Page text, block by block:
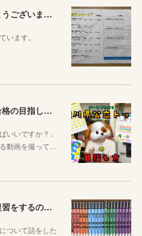
高校アンケート、皆様ありがとうございました！
います。
神奈川県公立高校トップ校の合格の目指し方について動画をアップしました
いいですか？」
動画を撮って…
塾に行ってない子が３年間の復習をするのに良さそうな教材を本屋で探してみました！
ついて話をした